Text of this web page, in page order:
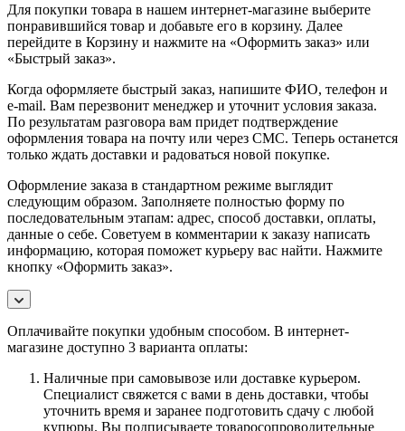
Для покупки товара в нашем интернет-магазине выберите
понравившийся товар и добавьте его в корзину. Далее
перейдите в Корзину и нажмите на «Оформить заказ» или
«Быстрый заказ».
Когда оформляете быстрый заказ, напишите ФИО, телефон и
e-mail. Вам перезвонит менеджер и уточнит условия заказа.
По результатам разговора вам придет подтверждение
оформления товара на почту или через СМС. Теперь останется
только ждать доставки и радоваться новой покупке.
Оформление заказа в стандартном режиме выглядит
следующим образом. Заполняете полностью форму по
последовательным этапам: адрес, способ доставки, оплаты,
данные о себе. Советуем в комментарии к заказу написать
информацию, которая поможет курьеру вас найти. Нажмите
кнопку «Оформить заказ».
Оплачивайте покупки удобным способом. В интернет-
магазине доступно 3 варианта оплаты:
Наличные при самовывозе или доставке курьером.
Специалист свяжется с вами в день доставки, чтобы
уточнить время и заранее подготовить сдачу с любой
купюры. Вы подписываете товаросопроводительные